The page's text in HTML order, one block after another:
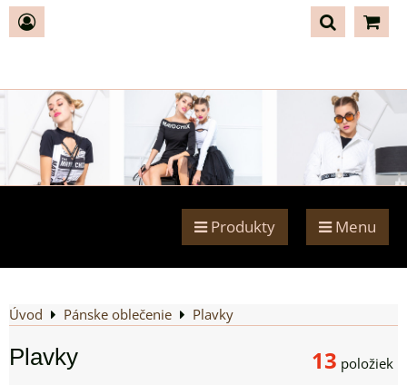
Produkty Menu
Úvod Pánske oblečenie Plavky
Plavky 13 položiek